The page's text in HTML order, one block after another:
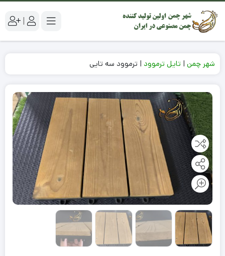
|
شهر چمن | تایل ترموود | ترموود سه تایی